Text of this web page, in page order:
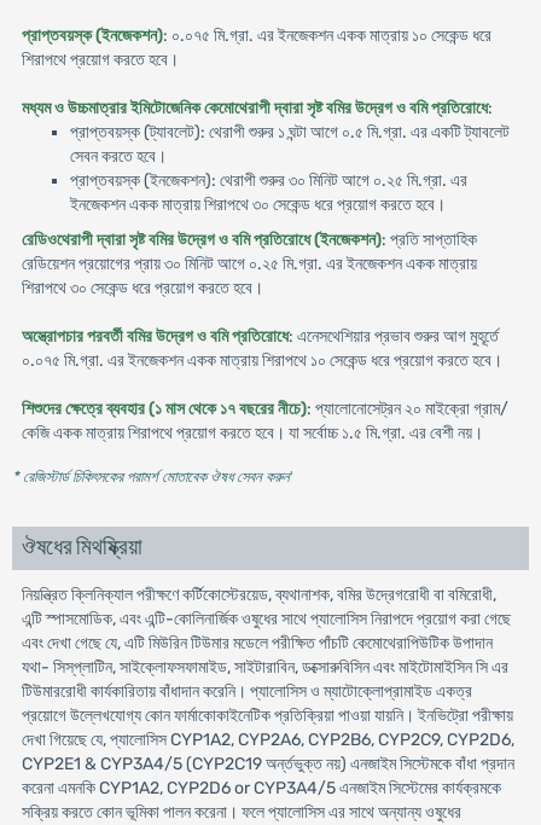
প্রাপ্তবয়স্ক (ইনজেকশন): ০.০৭৫ মি.গ্রা. এর ইনজেকশন একক মাত্রায় ১০ সেকেন্ড ধরে
শিরাপথে প্রয়োগ করতে হবে।
মধ্যম ও উচ্চমাত্রার ইমিটোজেনিক কেমোথেরাপী দ্বারা সৃষ্ট বমির উদ্রেগ ও বমি প্রতিরোধে:
প্রাপ্তবয়স্ক (ট্যাবলেট): থেরাপী শুরুর ১ ঘন্টা আগে ০.৫ মি.গ্রা. এর একটি ট্যাবলেট
সেবন করতে হবে।
প্রাপ্তবয়স্ক (ইনজেকশন): থেরাপী শুরুর ৩০ মিনিট আগে ০.২৫ মি.গ্রা. এর
ইনজেকশন একক মাত্রায় শিরাপথে ৩০ সেকেন্ড ধরে প্রয়োগ করতে হবে।
রেডিওথেরাপী দ্বারা সৃষ্ট বমির উদ্রেগ ও বমি প্রতিরোধে (ইনজেকশন): প্রতি সাপ্তাহিক
রেডিয়েশন প্রয়োগের প্রায় ৩০ মিনিট আগে ০.২৫ মি.গ্রা. এর ইনজেকশন একক মাত্রায়
শিরাপথে ৩০ সেকেন্ড ধরে প্রয়োগ করতে হবে।
অস্ত্রোপচার পরবর্তী বমির উদ্রেগ ও বমি প্রতিরোধে: এনেসথেশিয়ার প্রভাব শুরুর আগ মুহূর্তে
০.০৭৫ মি.গ্রা. এর ইনজেকশন একক মাত্রায় শিরাপথে ১০ সেকেন্ড ধরে প্রয়োগ করতে হবে।
শিশুদের ক্ষেত্রে ব্যবহার (১ মাস থেকে ১৭ বছরের নীচে): প্যালোনোসেট্রন ২০ মাইক্রো গ্রাম/
কেজি একক মাত্রায় শিরাপথে প্রয়োগ করতে হবে। যা সর্বোচ্চ ১.৫ মি.গ্রা. এর বেশী নয়।
* রেজিস্টার্ড চিকিৎসকের পরামর্শ মোতাবেক ঔষধ সেবন করুন'
ঔষধের মিথষ্ক্রিয়া
নিয়ন্ত্রিত ক্লিনিক্যাল পরীক্ষণে কর্টিকোস্টেরয়েড, ব্যথানাশক, বমির উদ্রেগরোধী বা বমিরোধী,
এন্টি স্পাসমোডিক, এবং এন্টি-কোলিনার্জিক ওষুধের সাথে প্যালোসিস নিরাপদে প্রয়োগ করা গেছে
এবং দেখা গেছে যে, এটি মিউরিন টিউমার মডেলে পরীক্ষিত পাঁচটি কেমোথেরাপিউটিক উপাদান
যথা- সিস্‌প্লাটিন, সাইক্লোফসফামাইড, সাইটারাবিন, ডক্সোরুবিসিন এবং মাইটোমাইসিন সি এর
টিউমাররোধী কার্যকারিতায় বাঁধাদান করেনি। প্যালোসিস ও ম্যাটোক্লোপ্রামাইড একত্র
প্রয়োগে উল্লেখযোগ্য কোন ফার্মাকোকাইনেটিক প্রতিক্রিয়া পাওয়া যায়নি। ইনভিট্রো পরীক্ষায়
দেখা গিয়েছে যে, প্যালোসিস CYP1A2, CYP2A6, CYP2B6, CYP2C9, CYP2D6,
CYP2E1 & CYP3A4/5 (CYP2C19 অর্ন্তভুক্ত নয়) এনজাইম সিস্টেমকে বাঁধা প্রদান
করেনা এমনকি CYP1A2, CYP2D6 or CYP3A4/5 এনজাইম সিস্টেমের কার্যক্রমকে
সক্রিয় করতে কোন ভূমিকা পালন করেনা। ফলে প্যালোসিস এর সাথে অন্যান্য ওষুধের